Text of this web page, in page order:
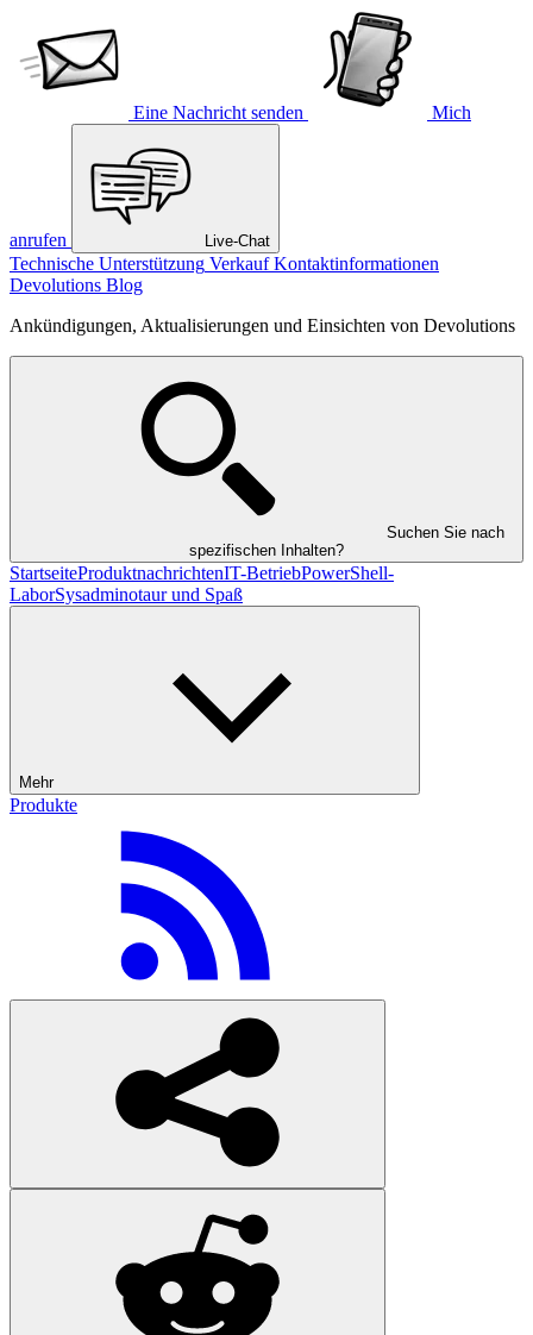
Eine Nachricht senden Mich
anrufen Live-Chat
Technische Unterstützung Verkauf Kontaktinformationen
Devolutions Blog
Ankündigungen, Aktualisierungen und Einsichten von Devolutions
Suchen Sie nach
spezifischen Inhalten?
StartseiteProduktnachrichtenIT-BetriebPowerShell-
LaborSysadminotaur und Spaß
Mehr
Produkte